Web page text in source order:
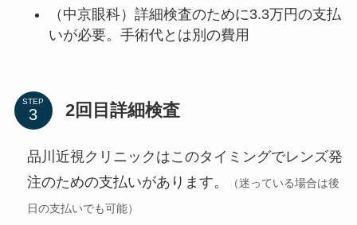
（中京眼科）詳細検査のために3.3万円の支払
いが必要。手術代とは別の費用
STEP 2回目詳細検査
品川近視クリニックはこのタイミングでレンズ発
注のための支払いがあります。
（迷っている場合は後
日の支払いでも可能）